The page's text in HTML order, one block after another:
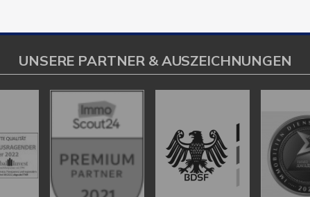
UNSERE PARTNER & AUSZEICHNUNGEN